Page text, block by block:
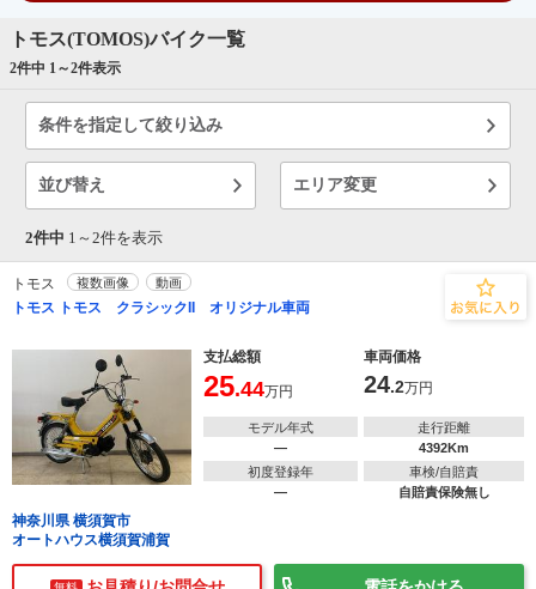
トモス(TOMOS)バイク一覧
2件中 1～2件表示
条件を指定して絞り込み
並び替え エリア変更
2件中 1～ 2件を表示
トモス 複数画像 動画
トモス トモス クラシックII オリジナル車両
支払総額 車両価格
25.44万円 24.2万円
モデル年式
―
走行距離
4392Km
初度登録年
―
車検/自賠責
自賠責保険無し
神奈川県 横須賀市
オートハウス横須賀浦賀